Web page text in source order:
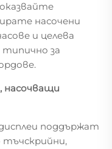
насочени
и целева
типично за
насочващи
поддържат